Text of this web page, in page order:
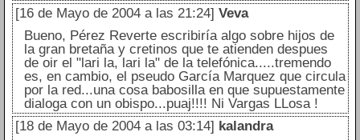
[16 de Mayo de 2004 a las 21:24] Veva
Bueno, Pérez Reverte escribiría algo sobre hijos de
la gran bretaña y cretinos que te atienden despues
de oir el "lari la, lari la" de la telefónica.....tremendo
es, en cambio, el pseudo García Marquez que circula
por la red...una cosa babosilla en que supuestamente
dialoga con un obispo...puaj!!!! Ni Vargas LLosa !
[18 de Mayo de 2004 a las 03:14] kalandra